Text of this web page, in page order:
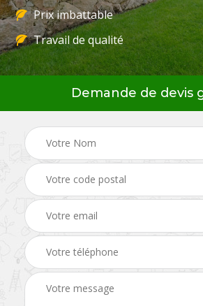
Prix imbattable
Travail de qualité
Demande de devis